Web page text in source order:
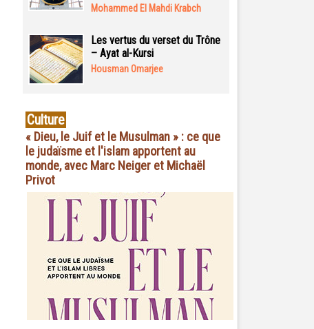
Mohammed El Mahdi Krabch
Les vertus du verset du Trône
– Ayat al-Kursi
Housman Omarjee
Culture
« Dieu, le Juif et le Musulman » : ce que
le judaïsme et l'islam apportent au
monde, avec Marc Neiger et Michaël
Privot